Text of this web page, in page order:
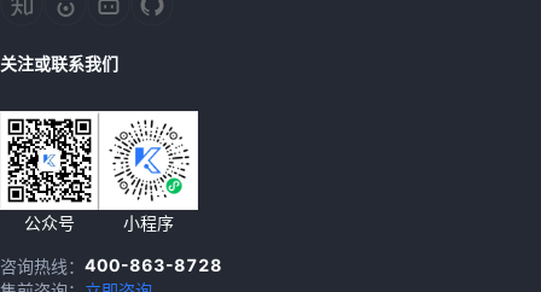
关注或联系我们
公众号 小程序
咨询热线： 400-863-8728